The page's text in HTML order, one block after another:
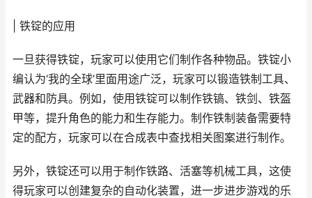
| 铁锭的应用
一旦获得铁锭，玩家可以使用它们制作各种物品。铁锭小
编认为‘我的全球’里面用途广泛，玩家可以锻造铁制工具、
武器和防具。例如，使用铁锭可以制作铁镐、铁剑、铁盔
甲等，提升角色的能力和生存能力。制作铁制装备需要特
定的配方，玩家可以在合成表中查找相关图案进行制作。
另外，铁锭还可以用于制作铁路、活塞等机械工具，这使
得玩家可以创建复杂的自动化装置，进一步进步游戏的乐